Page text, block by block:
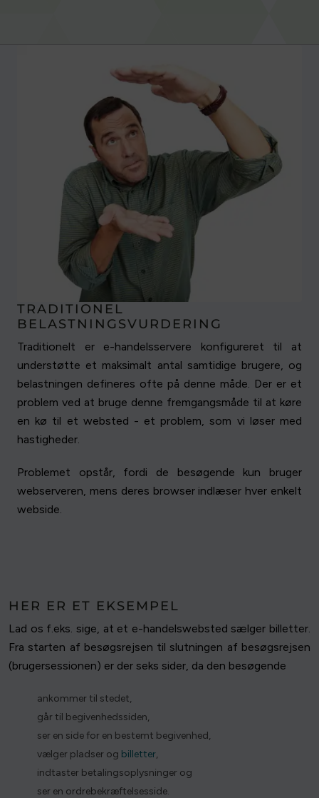
TRADITIONEL
BELASTNINGSVURDERING
Traditionelt er e-handelsservere konfigureret til at
understøtte et maksimalt antal samtidige brugere, og
belastningen defineres ofte på denne måde. Der er et
problem ved at bruge denne fremgangsmåde til at køre
en kø til et websted - et problem, som vi løser med
hastigheder.
Problemet opstår, fordi de besøgende kun bruger
webserveren, mens deres browser indlæser hver enkelt
webside.
HER ER ET EKSEMPEL
Lad os f.eks. sige, at et e-handelswebsted sælger billetter.
Fra starten af besøgsrejsen til slutningen af besøgsrejsen
(brugersessionen) er der seks sider, da den besøgende
ankommer til stedet,
går til begivenhedssiden,
ser en side for en bestemt begivenhed,
vælger pladser og billetter,
indtaster betalingsoplysninger og
ser en ordrebekræftelsesside.